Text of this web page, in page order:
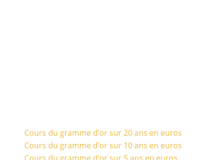
Cours du gramme d’or sur 20 ans en euros
Cours du gramme d’or sur 10 ans en euros
Cours du gramme d’or sur 5 ans en euros